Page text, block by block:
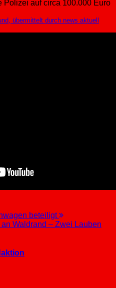
Polizei auf circa 100.000 Euro
übermittelt durch news aktuell
beteiligt
Waldrand – Zwei Lauben